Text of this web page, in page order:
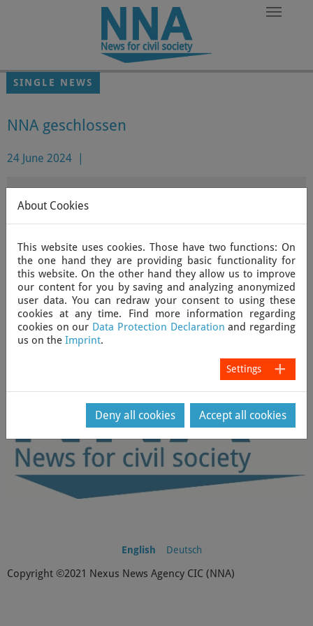
SINGLE NEWS
NNA geschlossen
24 June 2024
Die Nachrichtenagentur Nexus News Agency hat aus
finanziellen Gründen ihren Betrieb eingestellt und es
erscheinen keine weiteren Berichte mehr. Die Website
mit den bestehenden Artikeln wird jedoch weiter als
Archiv zugänglich sein. Auf die Artikel darf unter
Benennung der Quelle weiterhin zugegriffen werden.
English Deutsch
Copyright ©2021 Nexus News Agency CIC (NNA)
About Cookies
This website uses cookies. Those have two functions: On
the one hand they are providing basic functionality for
this website. On the other hand they allow us to improve
our content for you by saving and analyzing anonymized
user data. You can redraw your consent to using these
cookies at any time. Find more information regarding
cookies on our Data Protection Declaration and regarding
us on the Imprint.
Settings
Deny all cookies Accept all cookies